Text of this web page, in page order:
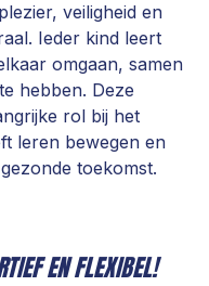
veiligheid en
Ieder kind leert
omgaan, samen
hebben. Deze
rol bij het
leren bewegen en
toekomst.
EN FLEXIBEL!